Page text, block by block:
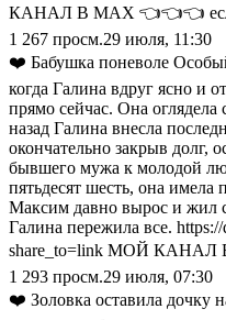
КАНАЛ В МАХ 👈👈👈
1 267 просм.29 июля, 11:30
❤️ Бабушка поневоле
когда Галина вдруг ясно и
прямо сейчас. Она
назад Галина внесла
окончательно закрыв долг,
бывшего мужа к молодой
пятьдесят шесть, она
Максим давно вырос и жил
Галина пережила все.
share_to=link МОЙ КАНАЛ
1 293 просм.29 июля, 07:30
❤️ Золовка оставила дочку